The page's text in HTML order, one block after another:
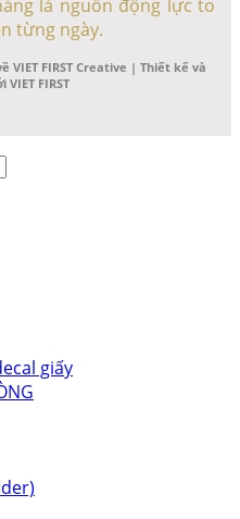
là nguồn động lực to
từng ngày.
VIET FIRST Creative | Thiết kế và
FIRST
giấy